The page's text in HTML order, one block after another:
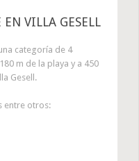
VILLA GESELL
categoría de 4
m de la playa y a 450
Gesell.
entre otros: